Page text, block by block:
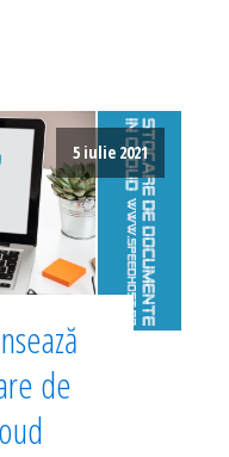
5 iulie 2021
de